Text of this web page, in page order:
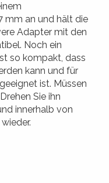
mm an und hält die
Adapter mit den
Noch ein
so kompakt, dass
kann und für
ist. Müssen
Sie ihn
innerhalb von